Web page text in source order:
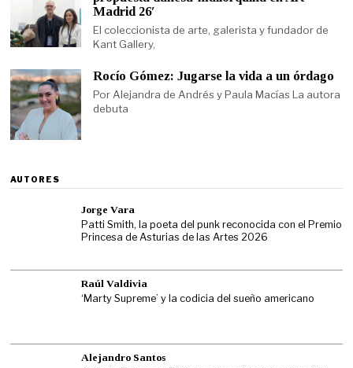
Madrid 26′
El coleccionista de arte, galerista y fundador de
Kant Gallery,
Rocío Gómez: Jugarse la vida a un órdago
Por Alejandra de Andrés y Paula Macías La autora
debuta
AUTORES
Jorge Vara
Patti Smith, la poeta del punk reconocida con el Premio
Princesa de Asturias de las Artes 2026
Raúl Valdivia
‘Marty Supreme’ y la codicia del sueño americano
Alejandro Santos